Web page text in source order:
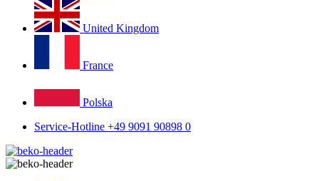
United Kingdom
France
Polska
Service-Hotline +49 9091 90898 0